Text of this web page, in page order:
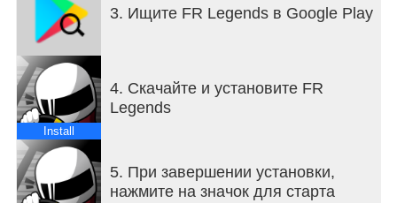
3. Ищите FR Legends в Google Play
Install
4. Скачайте и установите FR
Legends
5. При завершении установки,
нажмите на значок для старта